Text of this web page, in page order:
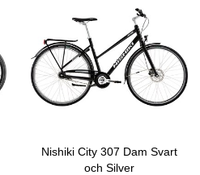
Nishiki City 307 Dam Svart
och Silver